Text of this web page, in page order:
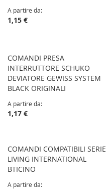
A partire da
1,15 €
COMANDI PRESA
INTERRUTTORE SCHUKO
DEVIATORE GEWISS SYSTEM
BLACK ORIGINALI
A partire da
1,17 €
COMANDI COMPATIBILI SERIE
LIVING INTERNATIONAL
BTICINO
A partire da